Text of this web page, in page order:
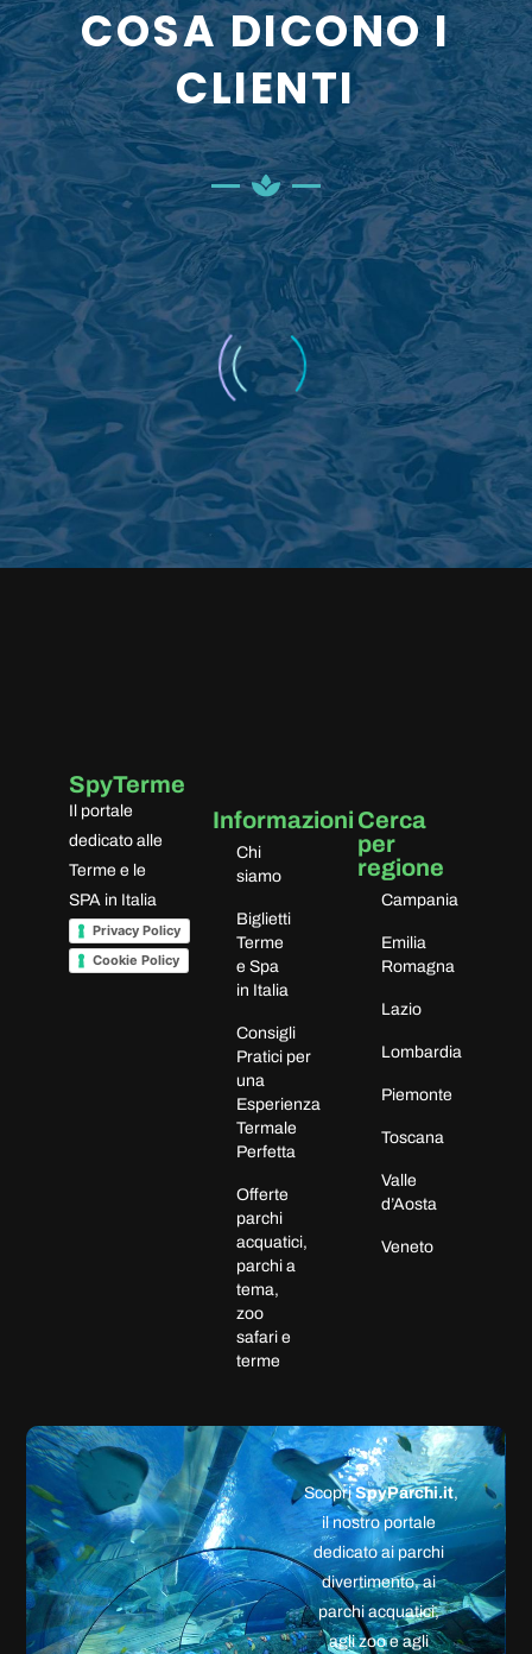
COSA DICONO I
CLIENTI
Google
Luogo magico, immerso nel
SpyTerme
Il portale
dedicato alle
Terme e le
SPA in Italia
Privacy Policy
Cookie Policy
Informazioni
Chi
siamo
Biglietti
Terme
e Spa
in Italia
Consigli
Pratici per
una
Esperienza
Termale
Perfetta
Offerte
parchi
acquatici,
parchi a
tema,
zoo
safari e
terme
Cerca
per
regione
Campania
Emilia
Romagna
Lazio
Lombardia
Piemonte
Toscana
Valle
d’Aosta
Veneto
ScopriSpyParchi.it,
il nostro portale
dedicato ai parchi
divertimento, ai
parchi acquatici,
agli zoo e agli